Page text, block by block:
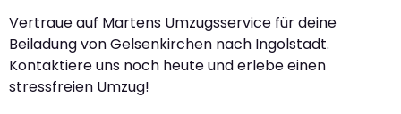
Vertraue auf Martens Umzugsservice für deine
Beiladung von Gelsenkirchen nach Ingolstadt.
Kontaktiere uns noch heute und erlebe einen
stressfreien Umzug!